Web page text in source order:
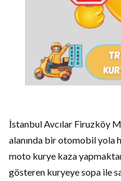
İstanbul Avcılar Firuzköy
alanında bir otomobil yola
moto kurye kaza
gösteren kuryeye sopa ile